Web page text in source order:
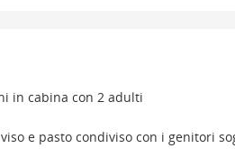
in cabina con 2 adulti
e pasto condiviso con i genitori